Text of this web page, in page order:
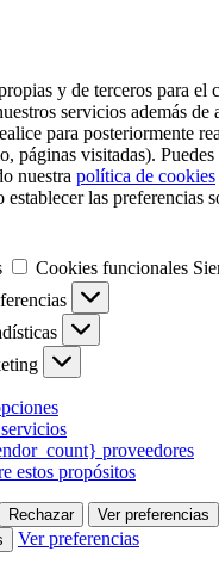
y de terceros para el
servicios además de
para posteriormente
páginas visitadas). Puedes
nuestra política de cookies
establecer las preferencias
Cookies funcionales
proveedores
estos propósitos
Rechazar
Ver preferencias
Ver preferencias